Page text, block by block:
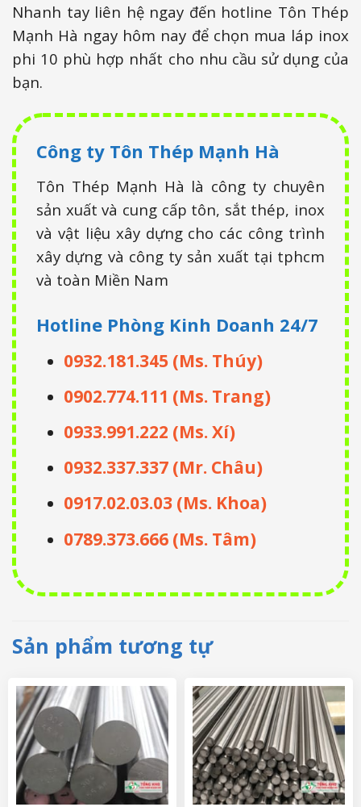
Nhanh tay liên hệ ngay đến hotline Tôn Thép
Mạnh Hà ngay hôm nay để chọn mua láp inox
phi 10 phù hợp nhất cho nhu cầu sử dụng của
bạn.
Công ty Tôn Thép Mạnh Hà
Tôn Thép Mạnh Hà là công ty chuyên
sản xuất và cung cấp tôn, sắt thép, inox
và vật liệu xây dựng cho các công trình
xây dựng và công ty sản xuất tại tphcm
và toàn Miền Nam
Hotline Phòng Kinh Doanh 24/7
0932.181.345 (Ms. Thúy)
0902.774.111 (Ms. Trang)
0933.991.222 (Ms. Xí)
0932.337.337 (Mr. Châu)
0917.02.03.03 (Ms. Khoa)
0789.373.666 (Ms. Tâm)
Sản phẩm tương tự